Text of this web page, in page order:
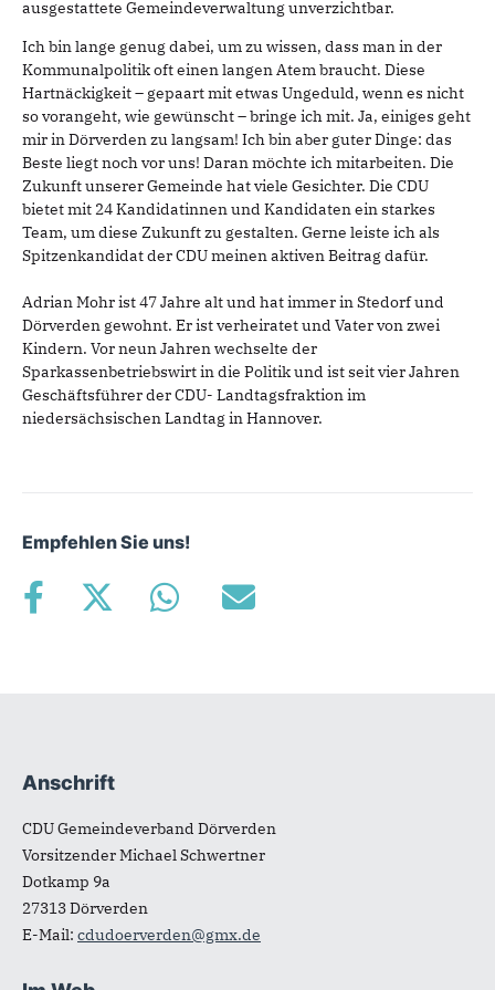
ausgestattete Gemeindeverwaltung unverzichtbar.
Ich bin lange genug dabei, um zu wissen, dass man in der
Kommunalpolitik oft einen langen Atem braucht. Diese
Hartnäckigkeit – gepaart mit etwas Ungeduld, wenn es nicht
so vorangeht, wie gewünscht – bringe ich mit. Ja, einiges geht
mir in Dörverden zu langsam! Ich bin aber guter Dinge: das
Beste liegt noch vor uns! Daran möchte ich mitarbeiten. Die
Zukunft unserer Gemeinde hat viele Gesichter. Die CDU
bietet mit 24 Kandidatinnen und Kandidaten ein starkes
Team, um diese Zukunft zu gestalten. Gerne leiste ich als
Spitzenkandidat der CDU meinen aktiven Beitrag dafür.
Adrian Mohr ist 47 Jahre alt und hat immer in Stedorf und
Dörverden gewohnt. Er ist verheiratet und Vater von zwei
Kindern. Vor neun Jahren wechselte der
Sparkassenbetriebswirt in die Politik und ist seit vier Jahren
Geschäftsführer der CDU- Landtagsfraktion im
niedersächsischen Landtag in Hannover.
Empfehlen Sie uns!
Fußbereich
Anschrift
CDU Gemeindeverband Dörverden
Vorsitzender Michael Schwertner
Dotkamp 9a
27313Dörverden
E-Mail: cdudoerverden@gmx.de